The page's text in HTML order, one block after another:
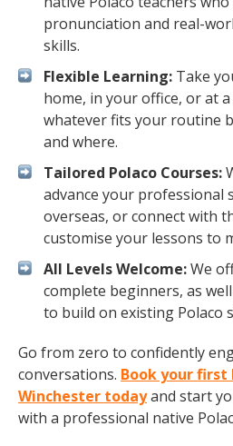
pronunciation and real-
skills.
Flexible Learning: Take
home, in your office, or at
whatever fits your routine
and where.
Tailored Polaco Courses:
advance your professional
overseas, or connect with
customise your lessons to
All Levels Welcome:We
complete beginners, as
to build on existing Polaco
Go from zero to confidently
conversations. Book your first
Winchester todayand start
with a professional native